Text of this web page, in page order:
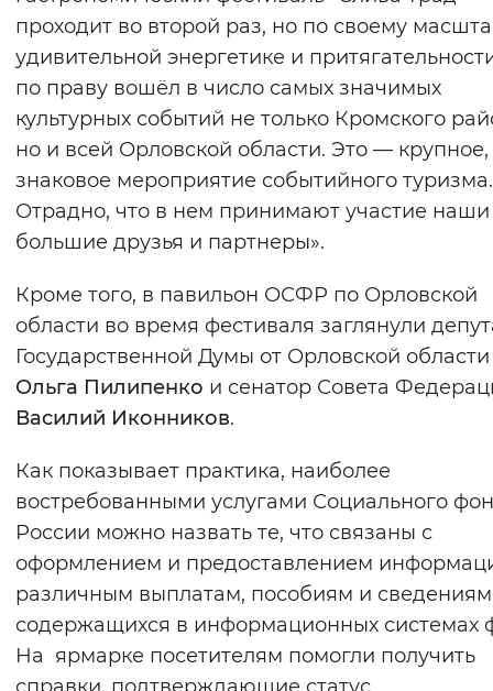
проходит во второй раз, но по своему
удивительной энергетике и
по праву вошёл в число самых значимых
культурных событий не только Кромского
но и всей Орловской области. Это — крупное,
знаковое мероприятие событийного туризма.
Отрадно, что в нем принимают участие наши
большие друзья и партнеры».
Кроме того, в павильон ОСФР по Орловской
области во время фестиваля заглянули
Государственной Думы от Орловской области
Ольга Пилипенко и сенатор Совета
Василий Иконников.
Как показывает практика, наиболее
востребованными услугами Социального
России можно назвать те, что связаны с
оформлением и предоставлением
различным выплатам, пособиям и
содержащихся в информационных системах
На ярмарке посетителям помогли получить